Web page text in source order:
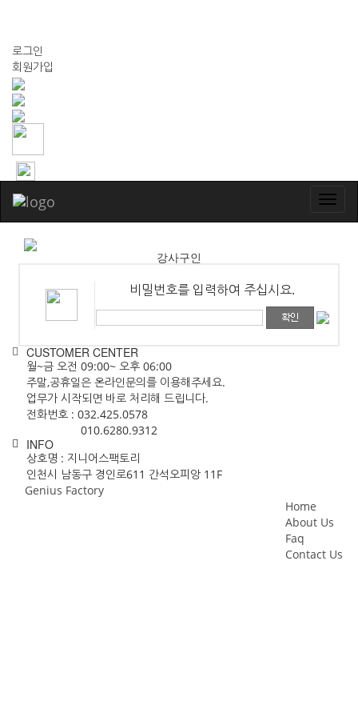
로그인
회원가입
강사구인
비밀번호를 입력하여 주십시요.
CUSTOMER CENTER
월~금 오전 09:00~ 오후 06:00
주말,공휴일은 온라인문의를 이용해주세요.
업무가 시작되면 바로 처리해 드립니다.
전화번호 : 032.425.0578
010.6280.9312
INFO
상호명 : 지니어스팩토리
인천시 남동구 경인로611 간석오피앙 11F
Genius Factory
Home
About Us
Faq
Contact Us